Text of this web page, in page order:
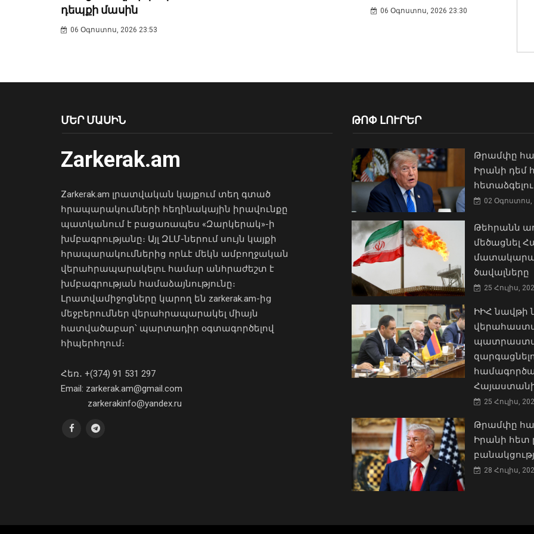
դեպքի մասին
06 Օգոստոս, 2026 23:53
06 Օգոստոս, 2026 23:30
ՄԵՐ ՄԱՍԻՆ
Zarkerak.am
Zarkerak.am լրատվական կայքում տեղ գտած
հրապարակումների հեղինակային իրավունքը
պատկանում է բացառապես «Զարկերակ»-ի
խմբագրությանը։ Այլ ԶԼՄ-ներում սույն կայքի
հրապարակումներից որևէ մեկն ամբողջական
վերահրապարակելու համար անհրաժեշտ է
խմբագրության համաձայնությունը։
Լրատվամիջոցները կարող են zarkerak.am-ից
մեջբերումներ վերահրապարակել միայն
հատվածաբար՝ պարտադիր օգտագործելով
հիպերհղում։
Հեռ․ +(374) 91 531 297
Email: zarkerak.am@gmail.com
zarkerakinfo@yandex.ru
ԹՈՓ ԼՈՒՐԵՐ
Թրամփը
Իրանի դեմ
02 Օգոստոս,
Թեհրանն
մեծացնել
ծավալները
25 Հուլիս,
ԻԻՀ
25 Հուլիս,
Թրամփը
Իրանի հետ
28 Հուլիս,